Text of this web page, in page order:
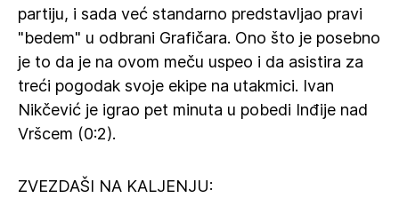
partiju, i sada već standarno predstavljao pravi
"bedem" u odbrani Grafičara. Ono što je posebno
je to da je na ovom meču uspeo i da asistira za
treći pogodak svoje ekipe na utakmici. Ivan
Nikčević je igrao pet minuta u pobedi Inđije nad
Vršcem (0:2).
ZVEZDAŠI NA KALJENJU: